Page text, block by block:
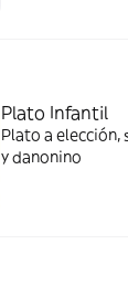
Plato Infantil
Plato a elección,
y danonino